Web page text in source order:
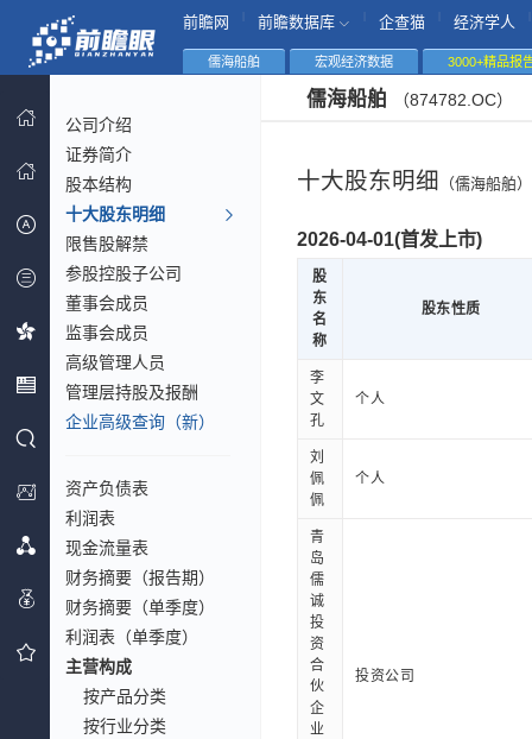
前瞻网 前瞻数据库 企查猫 经济学人
儒海船舶 宏观经济数据 3000+精品报
公司介绍
证券简介
股本结构
十大股东明细
限售股解禁
参股控股子公司
董事会成员
监事会成员
高级管理人员
管理层持股及报酬
企业高级查询（新）
资产负债表
利润表
现金流量表
财务摘要（报告期）
财务摘要（单季度）
利润表（单季度）
主营构成
按产品分类
按行业分类
儒海船舶 （874782.OC）
十大股东明细 （儒海船舶）
2026-04-01(首发上市)
股
东
名
称
股东性质
李
文
孔
个人
刘
佩
佩
个人
青
岛
儒
诚
投
资
合
伙
企
业
投资公司